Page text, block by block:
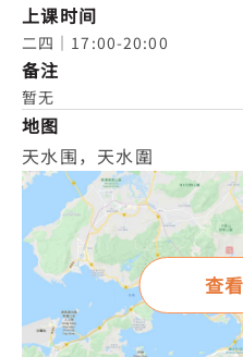
上课时间
二四｜17:00-20:00
备注
暂无
地图
天水围，天水圍
查